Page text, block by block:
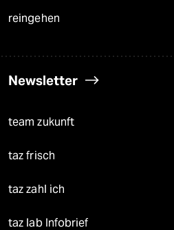
reingehen
Newsletter
team zukunft
taz frisch
taz zahl ich
taz lab Infobrief